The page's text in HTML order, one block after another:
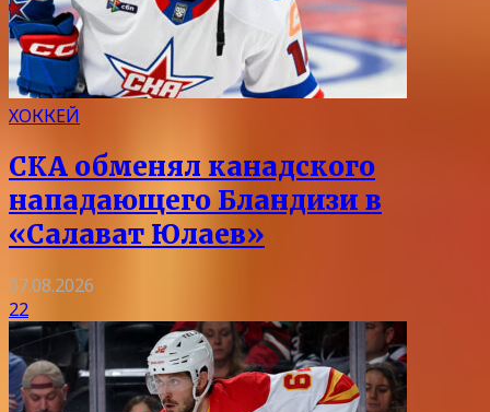
ХОККЕЙ
СКА обменял канадского
нападающего Бландизи в
«Салават Юлаев»
07.08.2026
22